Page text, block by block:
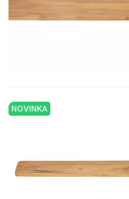
NOVINKA